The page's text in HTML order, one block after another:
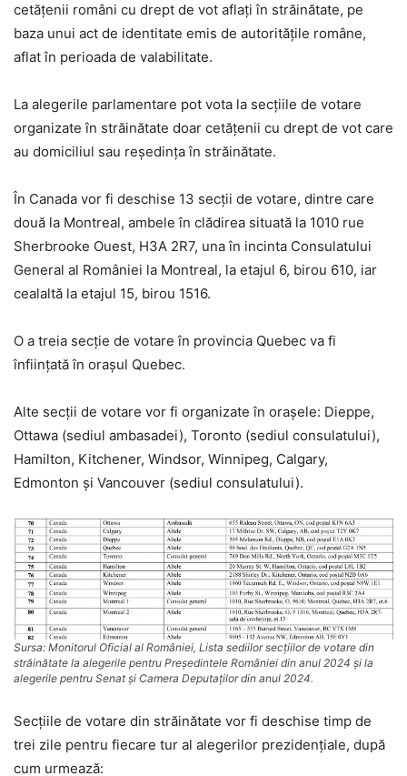
cetăţenii români cu drept de vot aflaţi în străinătate, pe
baza unui act de identitate emis de autorităţile române,
aflat în perioada de valabilitate.
La alegerile parlamentare pot vota la secţiile de votare
organizate în străinătate doar cetăţenii cu drept de vot care
au domiciliul sau reședința în străinătate.
În Canada vor fi deschise 13 secții de votare, dintre care
două la Montreal, ambele în clădirea situată la 1010 rue
Sherbrooke Ouest, H3A 2R7, una în incinta Consulatului
General al României la Montreal, la etajul 6, birou 610, iar
cealaltă la etajul 15, birou 1516.
O a treia secție de votare în provincia Quebec va fi
înființată în orașul Quebec.
Alte secții de votare vor fi organizate în orașele: Dieppe,
Ottawa (sediul ambasadei), Toronto (sediul consulatului),
Hamilton, Kitchener, Windsor, Winnipeg, Calgary,
Edmonton și Vancouver (sediul consulatului).
Sursa: Monitorul Oficial al României, Lista sediilor secțiilor de votare din
străinătate la alegerile pentru Președintele României din anul 2024 și la
alegerile pentru Senat și Camera Deputaților din anul 2024.
Secțiile de votare din străinătate vor fi deschise timp de
trei zile pentru fiecare tur al alegerilor prezidențiale, după
cum urmează: